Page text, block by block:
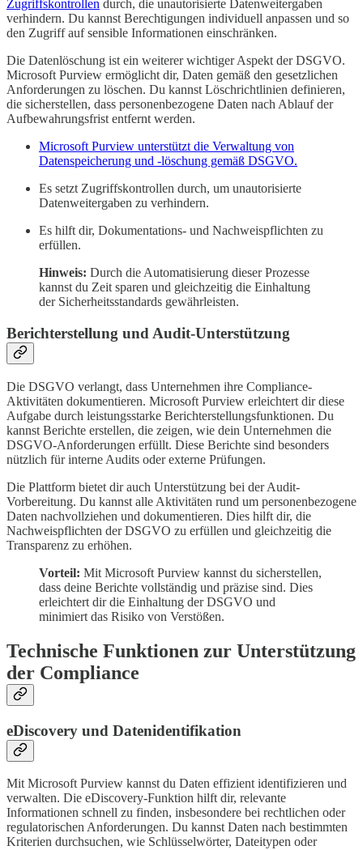
Zugriffskontrollen durch, die unautorisierte Datenweitergaben
verhindern. Du kannst Berechtigungen individuell anpassen und so
den Zugriff auf sensible Informationen einschränken.
Die Datenlöschung ist ein weiterer wichtiger Aspekt der DSGVO.
Microsoft Purview ermöglicht dir, Daten gemäß den gesetzlichen
Anforderungen zu löschen. Du kannst Löschrichtlinien definieren,
die sicherstellen, dass personenbezogene Daten nach Ablauf der
Aufbewahrungsfrist entfernt werden.
Microsoft Purview unterstützt die Verwaltung von
Datenspeicherung und -löschung gemäß DSGVO.
Es setzt Zugriffskontrollen durch, um unautorisierte
Datenweitergaben zu verhindern.
Es hilft dir, Dokumentations- und Nachweispflichten zu
erfüllen.
Hinweis: Durch die Automatisierung dieser Prozesse
kannst du Zeit sparen und gleichzeitig die Einhaltung
der Sicherheitsstandards gewährleisten.
Berichterstellung und Audit-Unterstützung
Die DSGVO verlangt, dass Unternehmen ihre Compliance-
Aktivitäten dokumentieren. Microsoft Purview erleichtert dir diese
Aufgabe durch leistungsstarke Berichterstellungsfunktionen. Du
kannst Berichte erstellen, die zeigen, wie dein Unternehmen die
DSGVO-Anforderungen erfüllt. Diese Berichte sind besonders
nützlich für interne Audits oder externe Prüfungen.
Die Plattform bietet dir auch Unterstützung bei der Audit-
Vorbereitung. Du kannst alle Aktivitäten rund um personenbezogene
Daten nachvollziehen und dokumentieren. Dies hilft dir, die
Nachweispflichten der DSGVO zu erfüllen und gleichzeitig die
Transparenz zu erhöhen.
Vorteil: Mit Microsoft Purview kannst du sicherstellen,
dass deine Berichte vollständig und präzise sind. Dies
erleichtert dir die Einhaltung der DSGVO und
minimiert das Risiko von Verstößen.
Technische Funktionen zur Unterstützung
der Compliance
eDiscovery und Datenidentifikation
Mit Microsoft Purview kannst du Daten effizient identifizieren und
verwalten. Die eDiscovery-Funktion hilft dir, relevante
Informationen schnell zu finden, insbesondere bei rechtlichen oder
regulatorischen Anforderungen. Du kannst Daten nach bestimmten
Kriterien durchsuchen, wie Schlüsselwörter, Dateitypen oder